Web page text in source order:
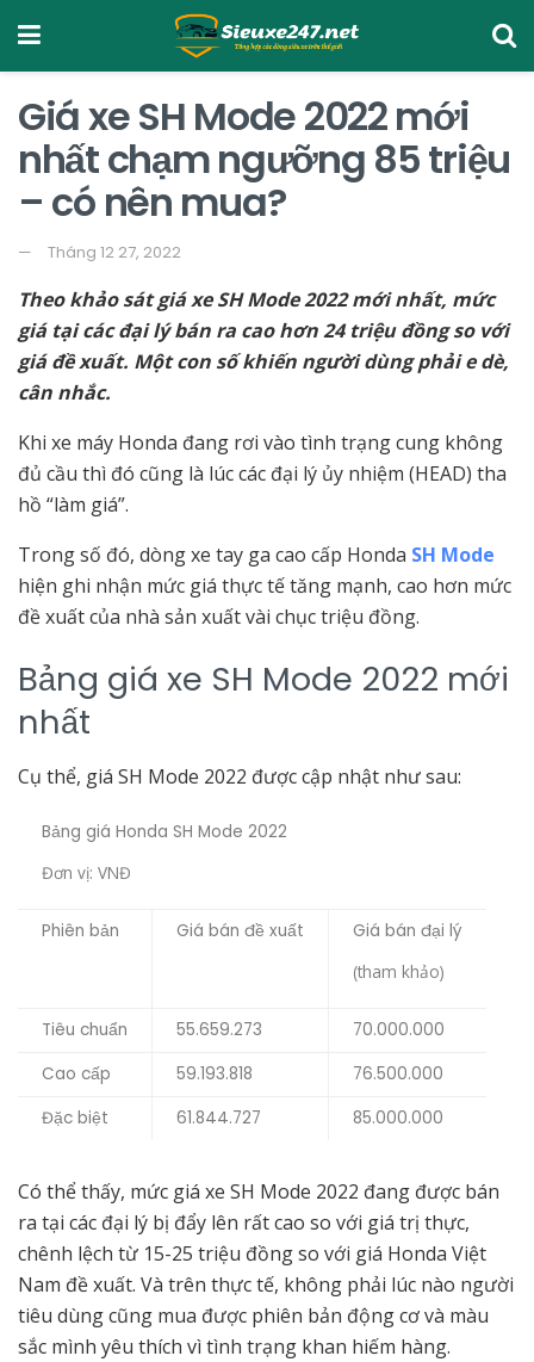
Giá xe SH Mode 2022 mới
nhất chạm ngưỡng 85 triệu
– có nên mua?
Tháng 12 27, 2022
Theo khảo sát giá xe SH Mode 2022 mới nhất, mức
giá tại các đại lý bán ra cao hơn 24 triệu đồng so với
giá đề xuất. Một con số khiến người dùng phải e dè,
cân nhắc.
Khi xe máy Honda đang rơi vào tình trạng cung không
đủ cầu thì đó cũng là lúc các đại lý ủy nhiệm (HEAD) tha
hồ “làm giá”.
Trong số đó, dòng xe tay ga cao cấp Honda SH Mode
hiện ghi nhận mức giá thực tế tăng mạnh, cao hơn mức
đề xuất của nhà sản xuất vài chục triệu đồng.
Bảng giá xe SH Mode 2022 mới
nhất
Cụ thể, giá SH Mode 2022 được cập nhật như sau:
Bảng giá Honda SH Mode 2022
Đơn vị: VNĐ
Phiên bản Giá bán đề xuất
Giá bán đại lý
(tham khảo)
Tiêu chuẩn 55.659.273
70.000.000
Cao cấp
59.193.818
76.500.000
Đặc biệt
61.844.727 85.000.000
Có thể thấy, mức giá xe SH Mode 2022 đang được bán
ra tại các đại lý bị đẩy lên rất cao so với giá trị thực,
chênh lệch từ 15-25 triệu đồng so với giá Honda Việt
Nam đề xuất. Và trên thực tế, không phải lúc nào người
tiêu dùng cũng mua được phiên bản động cơ và màu
sắc mình yêu thích vì tình trạng khan hiếm hàng.